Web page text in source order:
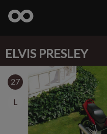
ELVIS PRESLEY
27
L